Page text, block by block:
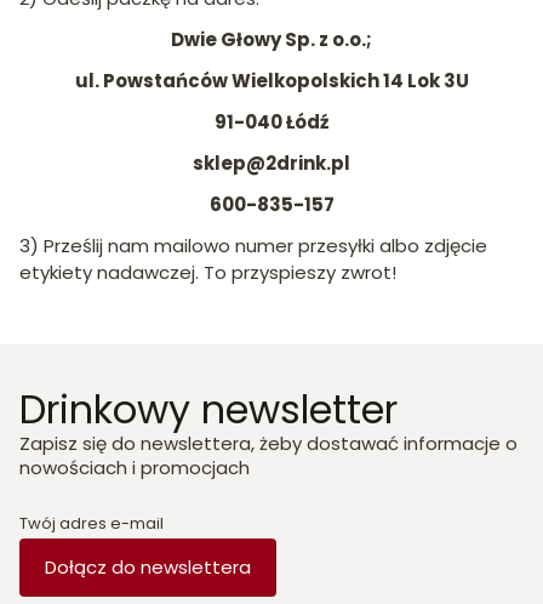
Dwie Głowy Sp. z o.o.;
ul. Powstańców Wielkopolskich 14 Lok 3U
91-040 Łódź
sklep@2drink.pl
600-835-157
3) Prześlij nam mailowo numer przesyłki albo zdjęcie
etykiety nadawczej. To przyspieszy zwrot!
Drinkowy newsletter
Zapisz się do newslettera, żeby dostawać informacje o
nowościach i promocjach
Twój adres e-mail
Dołącz do newslettera